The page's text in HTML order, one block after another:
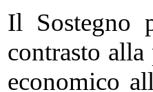
Il Sostegno
contrasto
economico